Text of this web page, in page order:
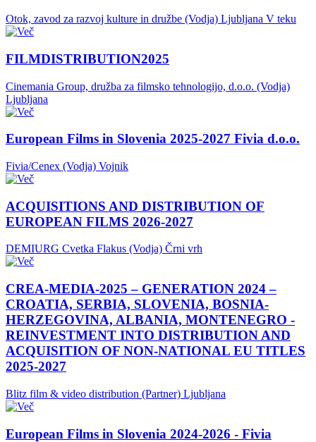
Otok, zavod za razvoj kulture in družbe (Vodja) Ljubljana V teku
FILMDISTRIBUTION2025
Cinemania Group, družba za filmsko tehnologijo, d.o.o. (Vodja)
Ljubljana
European Films in Slovenia 2025-2027 Fivia d.o.o.
Fivia/Cenex (Vodja) Vojnik
ACQUISITIONS AND DISTRIBUTION OF
EUROPEAN FILMS 2026-2027
DEMIURG Cvetka Flakus (Vodja) Črni vrh
CREA-MEDIA-2025 – GENERATION 2024 –
CROATIA, SERBIA, SLOVENIA, BOSNIA-
HERZEGOVINA, ALBANIA, MONTENEGRO -
REINVESTMENT INTO DISTRIBUTION AND
ACQUISITION OF NON-NATIONAL EU TITLES
2025-2027
Blitz film & video distribution (Partner) Ljubljana
European Films in Slovenia 2024-2026 - Fivia